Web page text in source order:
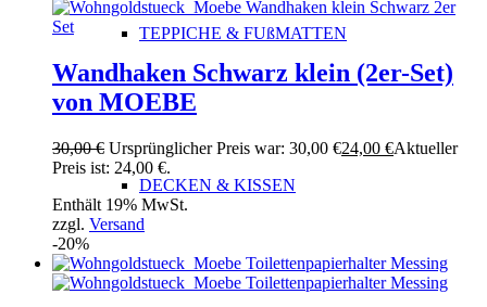
TEPPICHE & FUßMATTEN
DECKEN & KISSEN
Wandhaken Schwarz klein (2er-Set)
von MOEBE
30,00€ Ursprünglicher Preis war: 30,00 €24,00 €Aktueller
Preis ist: 24,00 €.
Enthält 19% MwSt.
zzgl. Versand
-20%